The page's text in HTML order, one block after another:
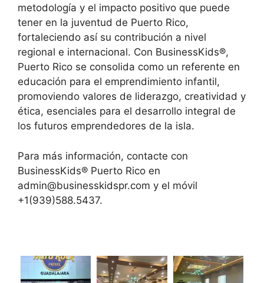
metodología y el impacto positivo que puede
tener en la juventud de Puerto Rico,
fortaleciendo así su contribución a nivel
regional e internacional. Con BusinessKids®,
Puerto Rico se consolida como un referente en
educación para el emprendimiento infantil,
promoviendo valores de liderazgo, creatividad y
ética, esenciales para el desarrollo integral de
los futuros emprendedores de la isla.
Para más información, contacte con
BusinessKids® Puerto Rico en
admin@businesskidspr.com y el móvil
+1(939)588.5437.